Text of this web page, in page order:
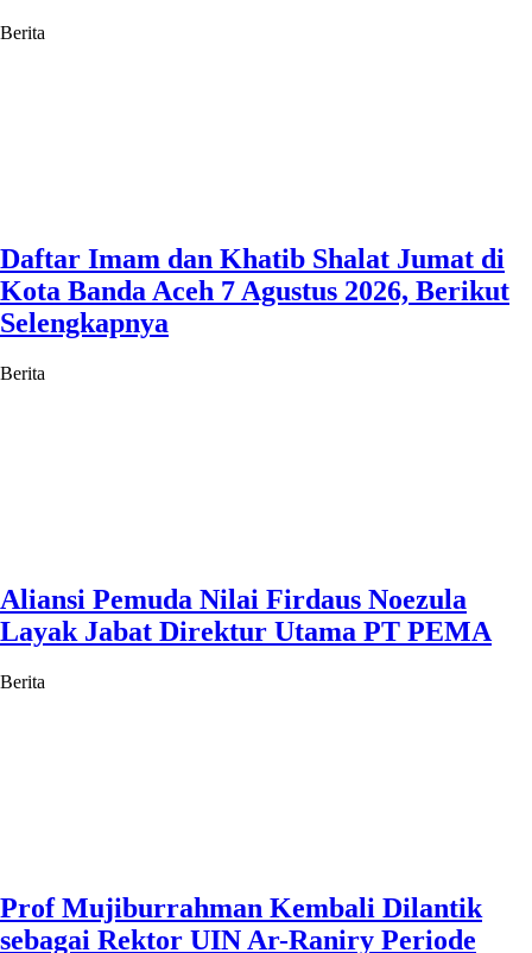
Berita
Daftar Imam dan Khatib Shalat Jumat di
Kota Banda Aceh 7 Agustus 2026, Berikut
Selengkapnya
Berita
Aliansi Pemuda Nilai Firdaus Noezula
Layak Jabat Direktur Utama PT PEMA
Berita
Prof Mujiburrahman Kembali Dilantik
sebagai Rektor UIN Ar-Raniry Periode